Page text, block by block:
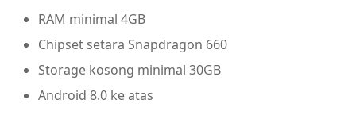
RAM minimal 4GB
Chipset setara Snapdragon 660
Storage kosong minimal 30GB
Android 8.0 ke atas